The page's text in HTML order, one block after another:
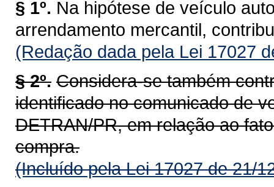
§ 1º. Na hipótese de veículo
arrendamento mercantil,
(Redação dada pela Lei 17027
§ 2º. Considera-se também
identificado no comunicado de
DETRAN/PR, em relação ao
compra.
(Incluído pela Lei 17027 de 21/